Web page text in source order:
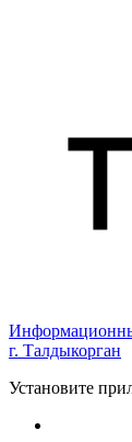
г. Талдыкорган
Установите